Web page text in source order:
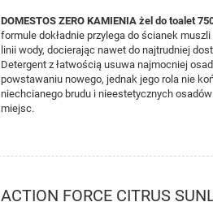
DOMESTOS ZERO KAMIENIA żel do toalet
formule dokładnie przylega do ścianek
linii wody, docierając nawet do najtrudniej
Detergent z łatwością usuwa najmocniej
powstawaniu nowego, jednak jego rola nie
niechcianego brudu i nieestetycznych
miejsc.
ACTION FORCE CITRUS